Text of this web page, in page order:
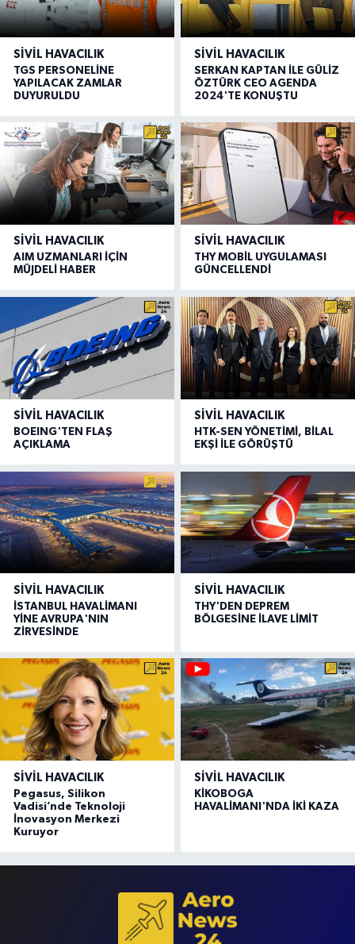
SIVIL HAVACILIK
TGS PERSONELİNE
YAPILACAK ZAMLAR
DUYURULDU
SIVIL HAVACILIK
SERKAN KAPTAN İLE GÜLİZ
ÖZTÜRK CEO AGENDA
2024'TE KONUŞTU
SIVIL HAVACILIK
AIM UZMANLARI İÇİN
MÜJDELİ HABER
SIVIL HAVACILIK
THY MOBİL UYGULAMASI
GÜNCELLENDİ
SIVIL HAVACILIK
BOEING'TEN FLAŞ
AÇIKLAMA
SIVIL HAVACILIK
HTK-SEN YÖNETİMİ, BİLAL
EKŞİ İLE GÖRÜŞTÜ
SIVIL HAVACILIK
İSTANBUL HAVALİMANI
YİNE AVRUPA'NIN
ZİRVESİNDE
SIVIL HAVACILIK
THY'DEN DEPREM
BÖLGESİNE İLAVE LİMİT
SIVIL HAVACILIK
Pegasus, Silikon
Vadisi’nde Teknoloji
İnovasyon Merkezi
Kuruyor
SIVIL HAVACILIK
KİKOBOGA
HAVALİMANI'NDA İKİ KAZA